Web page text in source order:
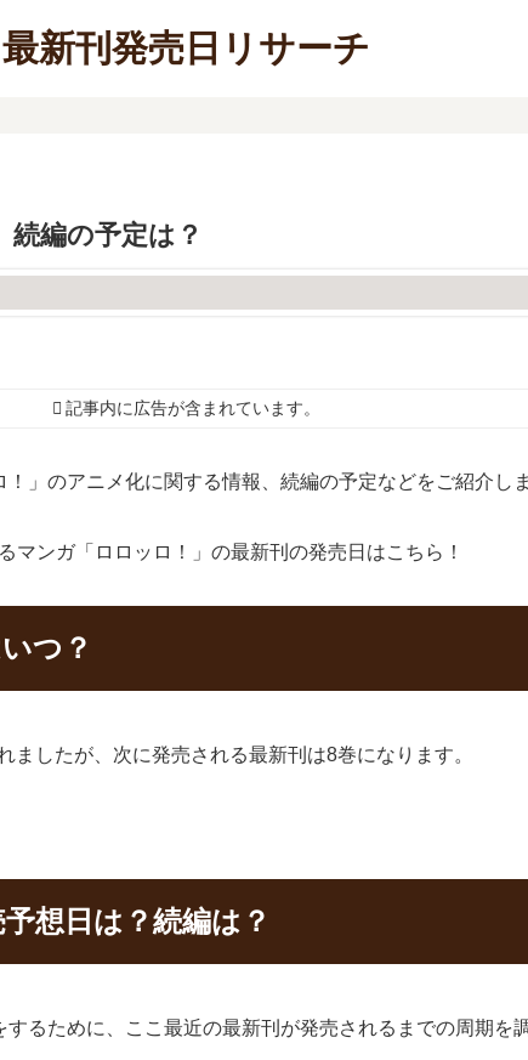
最新刊発売日リサーチ
続編の予定は？
記事内に広告が含まれています。
」のアニメ化に関する情報、続編の予定などをご紹介しま
ンガ「ロロッロ！」の最新刊の発売日はこちら！
つ？
したが、次に発売される最新刊は8巻になります。
想日は？続編は？
るために、ここ最近の最新刊が発売されるまでの周期を